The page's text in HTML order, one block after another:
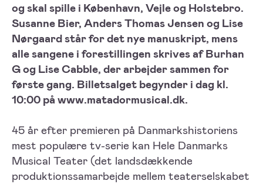
og skal spille i København, Vejle og Holstebro.
Susanne Bier, Anders Thomas Jensen og Lise
Nørgaard står for det nye manuskript, mens
alle sangene i forestillingen skrives af Burhan
G og Lise Cabble, der arbejder sammen for
første gang. Billetsalget begynder i dag kl.
10:00 på www.matadormusical.dk.
45 år efter premieren på Danmarkshistoriens
mest populære tv-serie kan Hele Danmarks
Musical Teater (det landsdækkende
produktionssamarbejde mellem teaterselskabet